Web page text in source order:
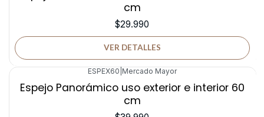
cm
$29.990
VER DETALLES
ESPEX60 Mercado Mayor
Espejo Panorámico uso exterior e interior 60
cm